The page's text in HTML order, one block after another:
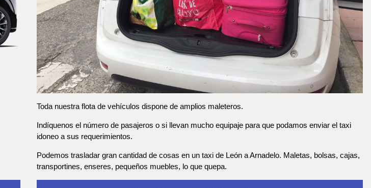
Toda nuestra flota de vehículos dispone de amplios maleteros.
Indíquenos el número de pasajeros o si llevan mucho equipaje para que podamos enviar el taxi
idoneo a sus requerimientos.
Podemos trasladar gran cantidad de cosas en un taxi de León a Arnadelo. Maletas, bolsas, cajas,
transportines, enseres, pequeños muebles, lo que quepa.